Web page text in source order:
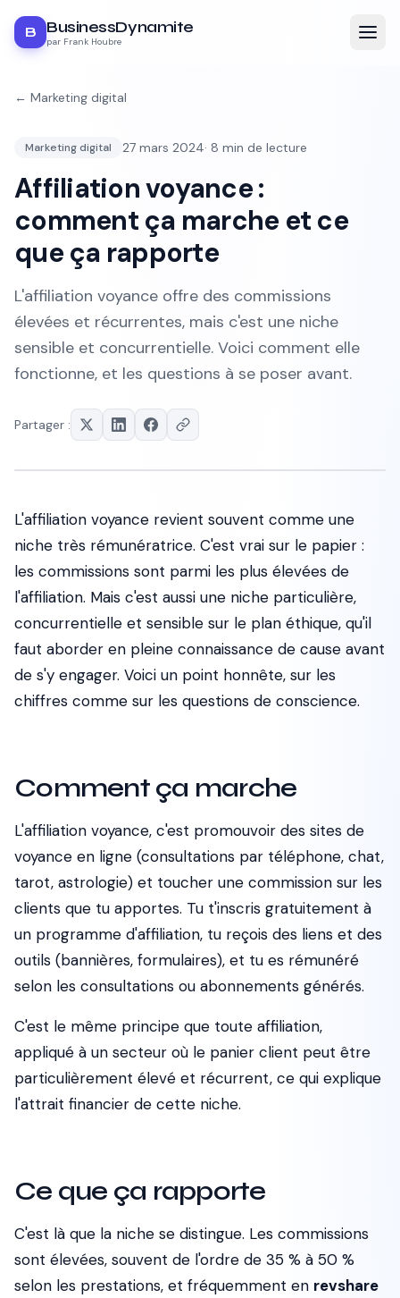
B BusinessDynamite
par Frank Houbre
← Marketing digital
Marketing digital 27 mars 2024· 8 min de lecture
Affiliation voyance :
comment ça marche et ce
que ça rapporte
L'affiliation voyance offre des commissions
élevées et récurrentes, mais c'est une niche
sensible et concurrentielle. Voici comment elle
fonctionne, et les questions à se poser avant.
Partager :
L'affiliation voyance revient souvent comme une
niche très rémunératrice. C'est vrai sur le papier :
les commissions sont parmi les plus élevées de
l'affiliation. Mais c'est aussi une niche particulière,
concurrentielle et sensible sur le plan éthique, qu'il
faut aborder en pleine connaissance de cause avant
de s'y engager. Voici un point honnête, sur les
chiffres comme sur les questions de conscience.
Comment ça marche
L'affiliation voyance, c'est promouvoir des sites de
voyance en ligne (consultations par téléphone, chat,
tarot, astrologie) et toucher une commission sur les
clients que tu apportes. Tu t'inscris gratuitement à
un programme d'affiliation, tu reçois des liens et des
outils (bannières, formulaires), et tu es rémunéré
selon les consultations ou abonnements générés.
C'est le même principe que toute affiliation,
appliqué à un secteur où le panier client peut être
particulièrement élevé et récurrent, ce qui explique
l'attrait financier de cette niche.
Ce que ça rapporte
C'est là que la niche se distingue. Les commissions
sont élevées, souvent de l'ordre de 35 % à 50 %
selon les prestations, et fréquemment en revshare